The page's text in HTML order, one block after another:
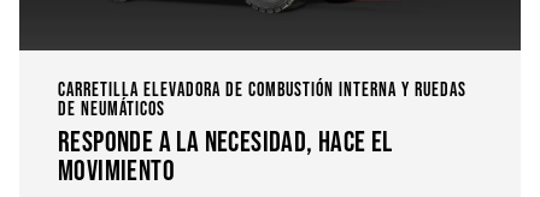
CARRETILLA ELEVADORA DE COMBUSTIÓN INTERNA Y RUEDAS
DE NEUMÁTICOS
RESPONDE A LA NECESIDAD, HACE EL
MOVIMIENTO